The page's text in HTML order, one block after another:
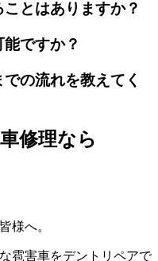
とはありますか？
ですか？
の流れを教えてく
修理なら
様へ。
雹害車をデントリペアで